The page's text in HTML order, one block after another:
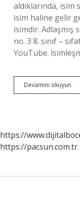
aldıklarında, isim
isim haline gelir
isimdir. Adlaşmış
no. 3 8. sınıf –
YouTube.
Devamını okuyun
https://
https://pacsun.com.tr